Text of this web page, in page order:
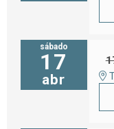
sábado
17
abr